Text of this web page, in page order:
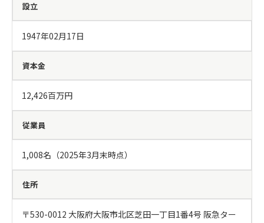
設立
1947年02月17日
資本金
12,426百万円
従業員
1,008名（2025年3月末時点）
住所
〒530-0012 大阪府大阪市北区芝田一丁目1番4号 阪急ター